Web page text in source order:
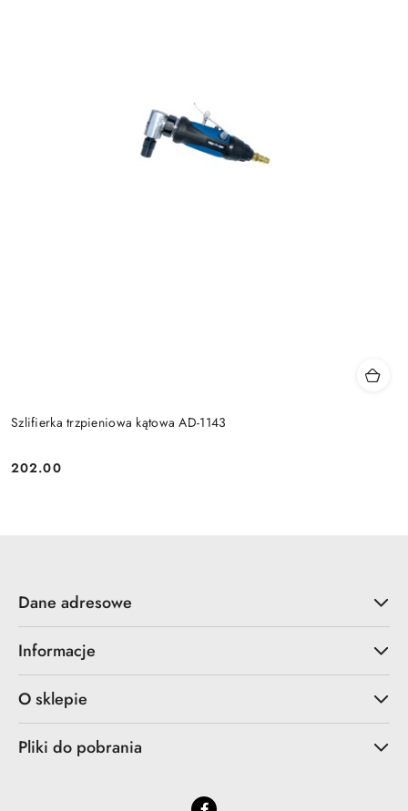
Szlifierka trzpieniowa kątowa AD-1143
Cena:
202.00
Dane adresowe
Informacje
O sklepie
Pliki do pobrania